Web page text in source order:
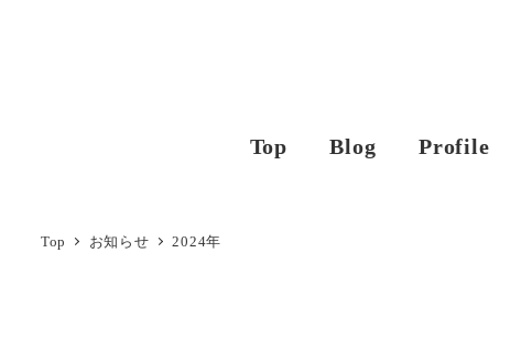
Top Blog Profile
Top お知らせ 2024年